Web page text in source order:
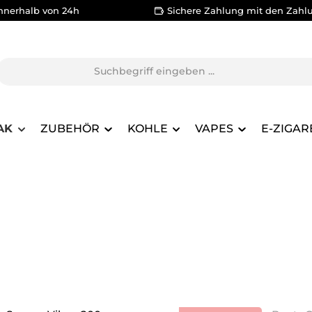
von 24h Sichere Zahlung mit den
ZUBEHÖR KOHLE VAPES E-